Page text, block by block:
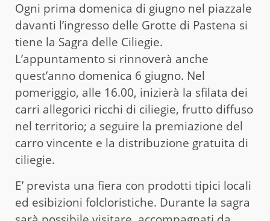
Ogni prima domenica di giugno nel piazzale
davanti l’ingresso delle Grotte di Pastena si
tiene la Sagra delle Ciliegie.
L’appuntamento si rinnoverà anche
quest’anno domenica 6 giugno. Nel
pomeriggio, alle 16.00, inizierà la sfilata dei
carri allegorici ricchi di ciliegie, frutto diffuso
nel territorio; a seguire la premiazione del
carro vincente e la distribuzione gratuita di
ciliegie.
E’ prevista una fiera con prodotti tipici locali
ed esibizioni folcloristiche. Durante la sagra